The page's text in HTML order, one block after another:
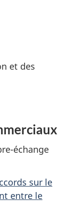
et des
échange
sur le
entre le